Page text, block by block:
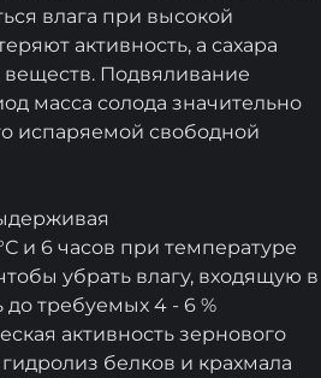
влага при высокой
активность, а сахара
Подвяливание
масса солода значительно
испаряемой свободной
и 6 часов при температуре
убрать влагу, входящую в
до требуемых 4 - 6 %
активность зернового
белков и крахмала